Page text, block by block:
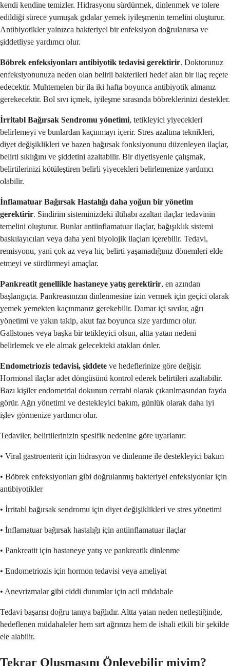
kendi kendine temizler. Hidrasyonu sürdürmek, dinlenmek ve tolere
edildiği sürece yumuşak gıdalar yemek iyileşmenin temelini oluşturur.
Antibiyotikler yalnızca bakteriyel bir enfeksiyon doğrulanırsa ve
şiddetliyse yardımcı olur.
Böbrek enfeksiyonları antibiyotik tedavisi gerektirir. Doktorunuz
enfeksiyonunuza neden olan belirli bakterileri hedef alan bir ilaç reçete
edecektir. Muhtemelen bir ila iki hafta boyunca antibiyotik almanız
gerekecektir. Bol sıvı içmek, iyileşme sırasında böbreklerinizi destekler.
İrritabl Bağırsak Sendromu yönetimi, tetikleyici yiyecekleri
belirlemeyi ve bunlardan kaçınmayı içerir. Stres azaltma teknikleri,
diyet değişiklikleri ve bazen bağırsak fonksiyonunu düzenleyen ilaçlar,
belirti sıklığını ve şiddetini azaltabilir. Bir diyetisyenle çalışmak,
belirtilerinizi kötüleştiren belirli yiyecekleri belirlemenize yardımcı
olabilir.
İnflamatuar Bağırsak Hastalığı daha yoğun bir yönetim
gerektirir. Sindirim sisteminizdeki iltihabı azaltan ilaçlar tedavinin
temelini oluşturur. Bunlar antiinflamatuar ilaçlar, bağışıklık sistemi
baskılayıcıları veya daha yeni biyolojik ilaçları içerebilir. Tedavi,
remisyonu, yani çok az veya hiç belirti yaşamadığınız dönemleri elde
etmeyi ve sürdürmeyi amaçlar.
Pankreatit genellikle hastaneye yatış gerektirir, en azından
başlangıçta. Pankreasınızın dinlenmesine izin vermek için geçici olarak
yemek yemekten kaçınmanız gerekebilir. Damar içi sıvılar, ağrı
yönetimi ve yakın takip, akut faz boyunca size yardımcı olur.
Gallstones veya başka bir tetikleyici olsun, altta yatan nedeni
belirlemek ve ele almak gelecekteki atakları önler.
Endometriozis tedavisi, şiddete ve hedeflerinize göre değişir.
Hormonal ilaçlar adet döngüsünü kontrol ederek belirtileri azaltabilir.
Bazı kişiler endometrial dokunun cerrahi olarak çıkarılmasından fayda
görür. Ağrı yönetimi ve destekleyici bakım, günlük olarak daha iyi
işlev görmenize yardımcı olur.
Tedaviler, belirtilerinizin spesifik nedenine göre uyarlanır:
• Viral gastroenterit için hidrasyon ve dinlenme ile destekleyici bakım
• Böbrek enfeksiyonları gibi doğrulanmış bakteriyel enfeksiyonlar için
antibiyotikler
• İrritabl bağırsak sendromu için diyet değişiklikleri ve stres yönetimi
• İnflamatuar bağırsak hastalığı için antiinflamatuar ilaçlar
• Pankreatit için hastaneye yatış ve pankreatik dinlenme
• Endometriozis için hormon tedavisi veya ameliyat
• Anevrizmalar gibi ciddi durumlar için acil müdahale
Tedavi başarısı doğru tanıya bağlıdır. Altta yatan neden netleştiğinde,
hedeflenen müdahaleler hem sırt ağrınızı hem de ishali etkili bir şekilde
ele alabilir.
Tekrar Oluşmasını Önleyebilir miyim?